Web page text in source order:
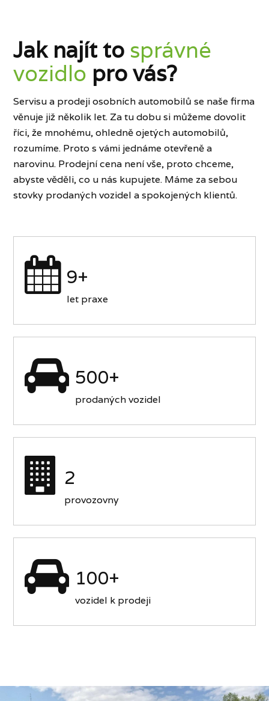
Jak najít to správné
vozidlo pro vás?
Servisu a prodeji osobních automobilů se naše firma
věnuje již několik let. Za tu dobu si můžeme dovolit
říci, že mnohému, ohledně ojetých automobilů,
rozumíme. Proto s vámi jednáme otevřeně a
narovinu. Prodejní cena není vše, proto chceme,
abyste věděli, co u nás kupujete. Máme za sebou
stovky prodaných vozidel a spokojených klientů.
9+
let praxe
500+
prodaných vozidel
2
provozovny
100+
vozidel k prodeji